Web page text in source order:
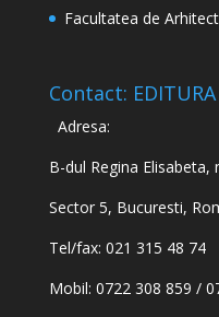
Facultatea de
Contact: EDITURA
Adresa:
B-dul Regina Elisabeta,
Sector 5, Bucuresti,
Tel/fax: 021 315 48 74
Mobil: 0722 308 859 /